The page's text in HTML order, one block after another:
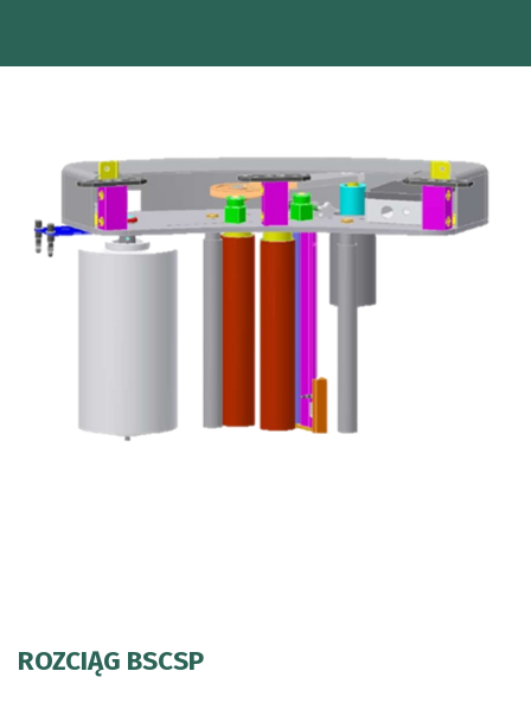
ROZCIĄG BSCSP